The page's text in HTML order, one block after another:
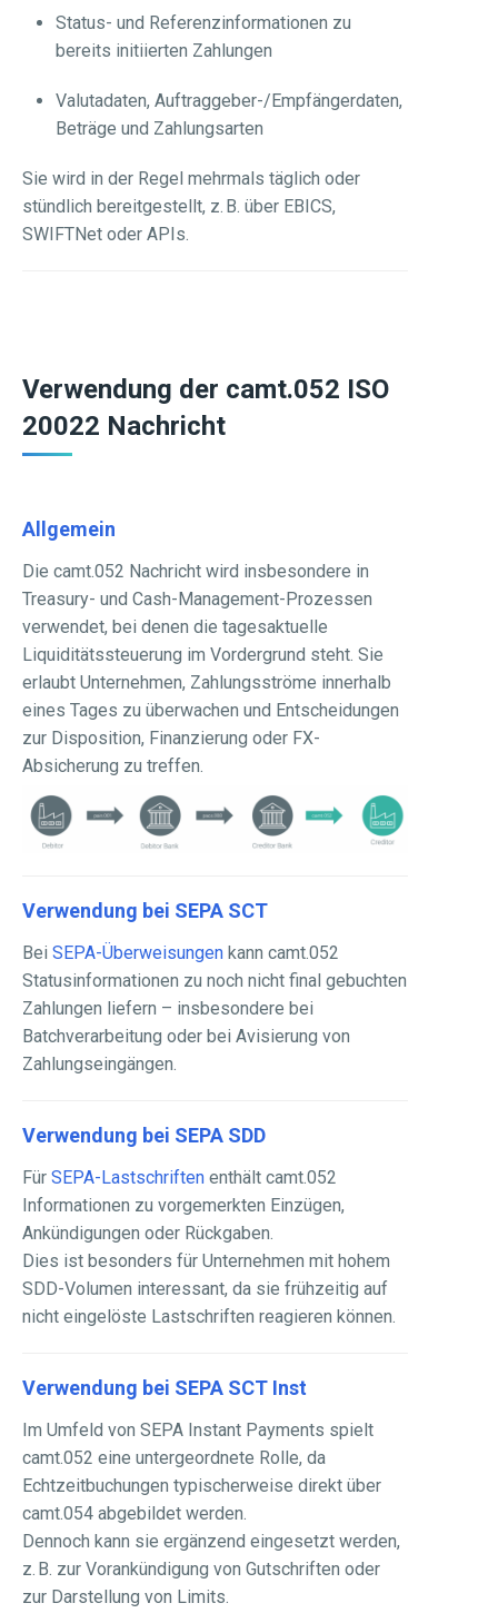
Status- und Referenzinformationen zu
bereits initiierten Zahlungen
Valutadaten, Auftraggeber-/Empfängerdaten,
Beträge und Zahlungsarten
Sie wird in der Regel mehrmals täglich oder
stündlich bereitgestellt, z. B. über EBICS,
SWIFTNet oder APIs.
Verwendung der camt.052 ISO
20022 Nachricht
Allgemein
Die camt.052 Nachricht wird insbesondere in
Treasury- und Cash-Management-Prozessen
verwendet, bei denen die tagesaktuelle
Liquiditätssteuerung im Vordergrund steht. Sie
erlaubt Unternehmen, Zahlungsströme innerhalb
eines Tages zu überwachen und Entscheidungen
zur Disposition, Finanzierung oder FX-
Absicherung zu treffen.
Verwendung bei SEPA SCT
Bei SEPA-Überweisungen kann camt.052
Statusinformationen zu noch nicht final gebuchten
Zahlungen liefern – insbesondere bei
Batchverarbeitung oder bei Avisierung von
Zahlungseingängen.
Verwendung bei SEPA SDD
Für SEPA-Lastschriften enthält camt.052
Informationen zu vorgemerkten Einzügen,
Ankündigungen oder Rückgaben.
Dies ist besonders für Unternehmen mit hohem
SDD-Volumen interessant, da sie frühzeitig auf
nicht eingelöste Lastschriften reagieren können.
Verwendung bei SEPA SCT Inst
Im Umfeld von SEPA Instant Payments spielt
camt.052 eine untergeordnete Rolle, da
Echtzeitbuchungen typischerweise direkt über
camt.054 abgebildet werden.
Dennoch kann sie ergänzend eingesetzt werden,
z. B. zur Vorankündigung von Gutschriften oder
zur Darstellung von Limits.